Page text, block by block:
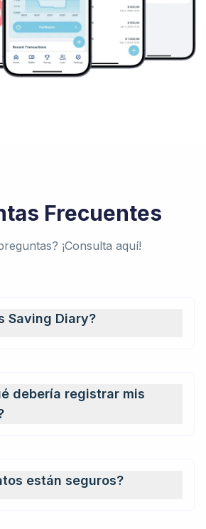
Frecuentes
¡Consulta aquí!
Saving Diary?
debería registrar mis
están seguros?